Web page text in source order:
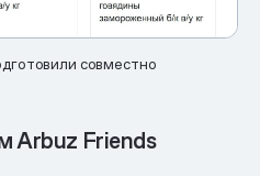
совместно
Arbuz Friends